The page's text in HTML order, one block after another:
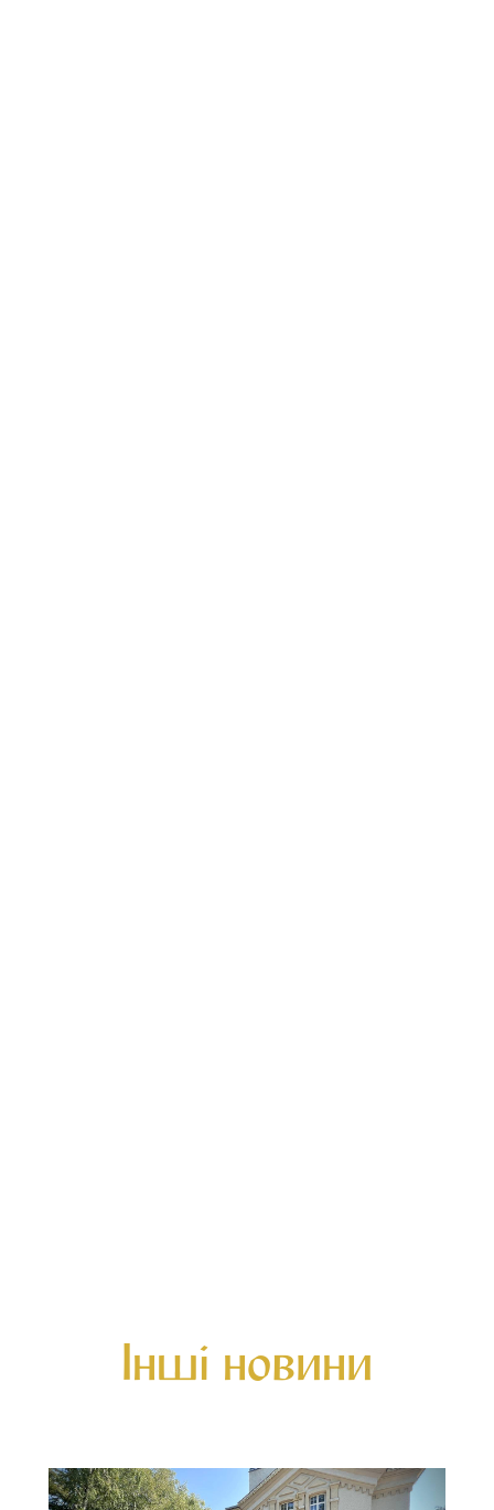
Інші новини